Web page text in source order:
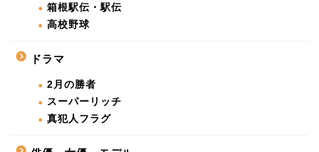
箱根駅伝・駅伝
高校野球
ドラマ
2月の勝者
スーパーリッチ
真犯人フラグ